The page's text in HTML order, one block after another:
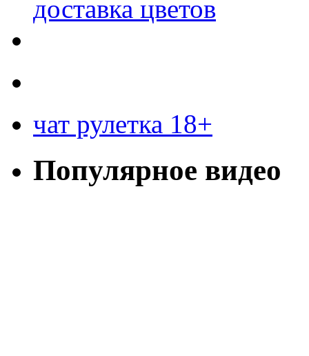
доставка цветов
чат рулетка 18+
Популярное видео